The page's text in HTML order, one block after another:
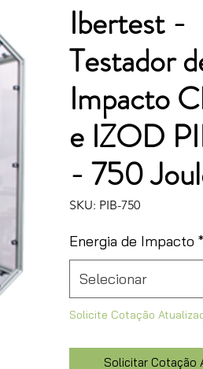
Ibertest -
Testador
Impacto
e IZOD
- 750
SKU: PIB-750
Energia de Impacto *
Selecionar
Solicite Cotação
Solicitar Cotação